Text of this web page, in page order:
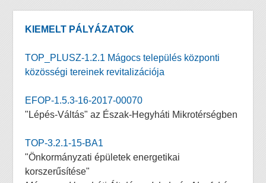
KIEMELT PÁLYÁZATOK
TOP_PLUSZ-1.2.1 Mágocs település központi
közösségi tereinek revitalizációja
EFOP-1.5.3-16-2017-00070
"Lépés-Váltás" az Észak-Hegyháti Mikrotérségben
TOP-3.2.1-15-BA1
"Önkormányzati épületek energetikai
korszerűsítése"